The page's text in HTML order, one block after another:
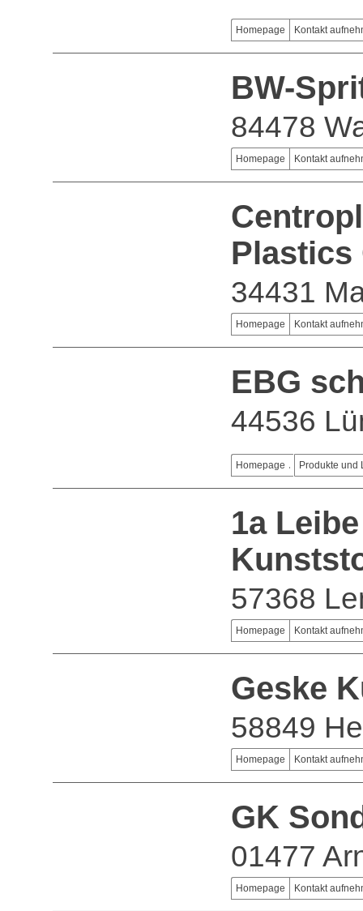
Homepage Kontakt
BW-
84478
Homepage Kontakt
Plastics
34431
Homepage Kontakt
EBG
44536
Homepage Produkte und
1a
57368
Homepage Kontakt
Geske
58849
Homepage Kontakt
GK
01477
Homepage Kontakt